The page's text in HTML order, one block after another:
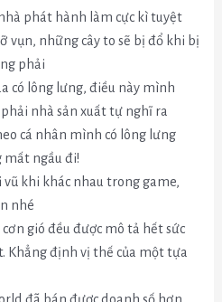
phát hành làm cực kì tuyệt
vụn, những cây to sẽ bị đổ khi bị
phải
có lông lưng, điều này mình
nhà sản xuất tự nghĩ ra
cá nhân mình có lông lưng
mất ngầu đi!
vũ khi khác nhau trong game,
nhé
gió đều được mô tả hết sức
Khẳng định vị thế của một tựa